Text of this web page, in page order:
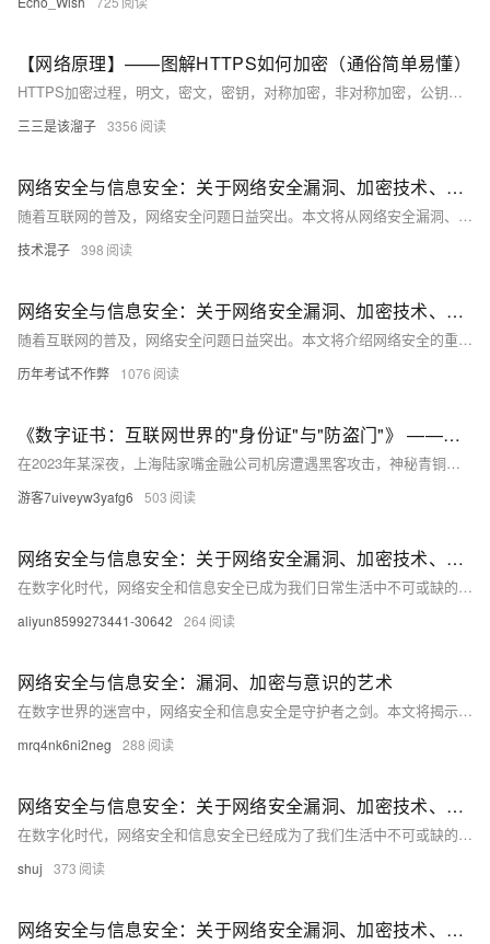
【网络原理】——图解HTTPS如何加密（通俗简单易懂）
HTTPS加密过程，明文，密文，密钥，对称加密，非对称加密，公钥和私钥，证书加密
三三是该溜子 3356
网络安全与信息安全：关于网络安全漏洞、加密技术、安全意识等方面的知识分享
随着互联网的普及，网络安全问题日益突出。本文将从网络安全漏洞、加密技术和安全意识三个方面进行探讨，旨在提高读者对网络安全的认识和防范能力。通过分析常见的网络安全漏洞，介绍加密技术的基本原理和应用，以及强调安全意识的重要性，帮助读者更好地保护自己的网络信息安全。
技术混子 398
网络安全与信息安全：关于网络安全漏洞、加密技术、安全意识等方面的知识分享
随着互联网的普及，网络安全问题日益突出。本文将介绍网络安全的重要性，分析常见的网络安全漏洞及其危害，探讨加密技术在保障网络安全中的作用，并强调提高安全意识的必要性。通过本文的学习，读者将了解网络安全的基本概念和应对策略，提升个人和组织的网络安全防护能力。
历年考试不作弊 1076
《数字证书：互联网世界的"身份证"与"防盗门"》 ——揭秘网络安全背后的加密江湖
在2023年某深夜，上海陆家嘴金融公司机房遭遇黑客攻击，神秘青铜大门与九大掌门封印的玉牌突现，阻止了入侵。此门象征数字证书，保障网络安全。数字证书如验钞机识别假币，保护用户数据。它通过SSL/TLS加密、CA认证和非对称加密，构建安全通信。证书分为DV、OV、EV三类，分别适合不同场景。忽视证书安全可能导致巨额损失。阿里云提供一站式证书服务，助力企业部署SSL证书，迎接未来量子计算和物联网挑战。
游客7uiveyw3yafg6 503
网络安全与信息安全：关于网络安全漏洞、加密技术、安全意识等方面的知识分享
在数字化时代，网络安全和信息安全已成为我们日常生活中不可或缺的一部分。本文将深入探讨网络安全漏洞、加密技术和安全意识等方面的问题，并提供一些实用的建议和解决方案。我们将通过分析网络攻击的常见形式，揭示网络安全的脆弱性，并介绍如何利用加密技术来保护数据。此外，我们还将强调提高个人和企业的安全意识的重要性，以应对日益复杂的网络威胁。无论你是普通用户还是IT专业人士，这篇文章都将为你提供有价值的见解和指导。
aliyun8599273441-30642 264
网络安全与信息安全：漏洞、加密与意识的艺术
在数字世界的迷宫中，网络安全和信息安全是守护者之剑。本文将揭示网络漏洞的面纱，探索加密技术的奥秘，并强调安全意识的重要性。通过深入浅出的方式，我们将一起走进这个充满挑战和机遇的领域，了解如何保护我们的数字身份不受威胁，以及如何在这个不断变化的环境中保持警惕和适应。
mrq4nk6ni2neg 288
网络安全与信息安全：关于网络安全漏洞、加密技术、安全意识等方面的知识分享
在数字化时代，网络安全和信息安全已经成为了我们生活中不可或缺的一部分。本文将介绍网络安全的基本概念，包括网络安全漏洞、加密技术以及如何提高个人和组织的安全意识。我们将通过一些实际案例来说明这些概念的重要性，并提供一些实用的建议来保护你的信息和数据。无论你是网络管理员还是普通用户，都可以从中获得有用的信息和技能。
shuj 373
网络安全与信息安全：关于网络安全漏洞、加密技术、安全意识等方面的知识分享